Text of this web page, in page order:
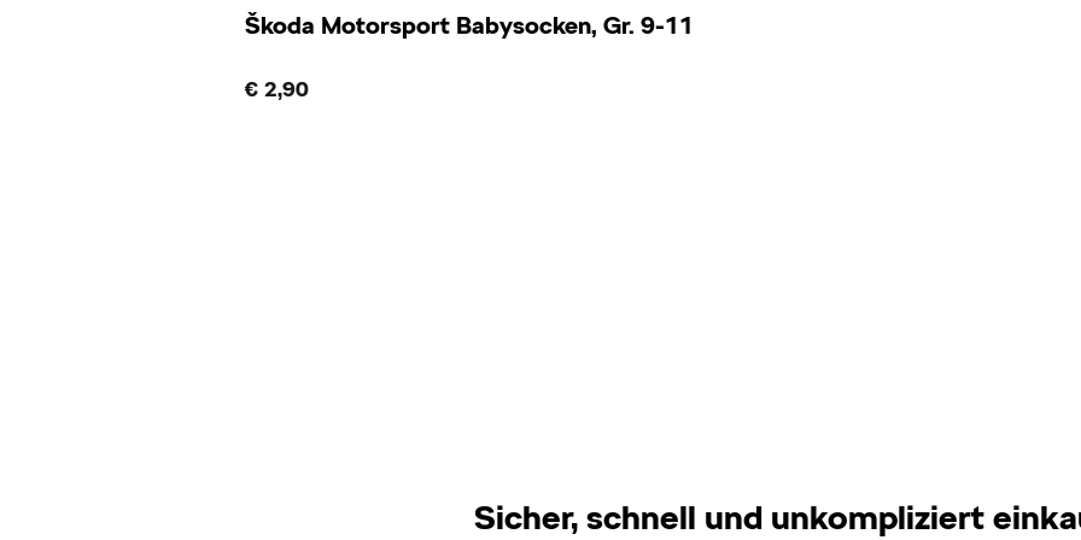
Škoda Motorsport Babysocken, Gr. 9-11
€ 2,90
Sicher, schnell und unkompliziert